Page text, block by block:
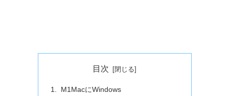
目次
M1MacにWindows